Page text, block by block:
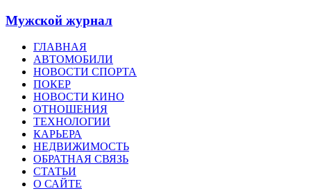
Мужской журнал
ГЛАВНАЯ
АВТОМОБИЛИ
НОВОСТИ СПОРТА
ПОКЕР
НОВОСТИ КИНО
ОТНОШЕНИЯ
ТЕХНОЛОГИИ
КАРЬЕРА
НЕДВИЖИМОСТЬ
ОБРАТНАЯ СВЯЗЬ
СТАТЬИ
О САЙТЕ